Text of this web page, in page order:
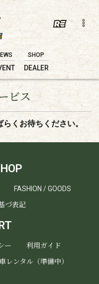
SHOP
DEALER
ビス
らくお待ちください。
FASHION / GOODS
づ表記
ー
利用ガイド
レンタル（準備中）